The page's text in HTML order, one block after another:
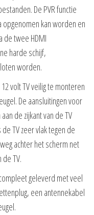
De PVR functie
kan worden en
de twee HDMI
harde schijf,
worden.
volt TV veilig te monteren
De aansluitingen voor
de zijkant van de TV
TV zeer vlak tegen de
achter het scherm net
TV.
geleverd met veel
een antennekabel